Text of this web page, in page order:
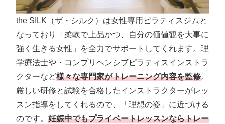
the SILK（ザ・シルク）は女性専用ピラティスジムと
なっており「柔軟で上品かつ、自分の価値観を大事に
強く生きる女性」を全力でサポートしてくれます。理
学療法士や・コンプリヘンシブピラティスインストラ
クターなど様々な専門家がトレーニング内容を監修。
厳しい研修と試験を合格したインストラクターがレッ
スン指導をしてくれるので、「理想の姿」に近づける
のです。 妊娠中でもプライベートレッスンならトレー